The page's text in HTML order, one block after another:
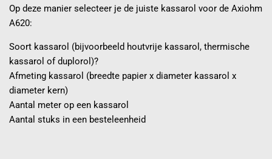
Op deze manier selecteer je de juiste kassarol voor de Axiohm
A620:
Soort kassarol (bijvoorbeeld houtvrije kassarol, thermische
kassarol of duplorol)?
Afmeting kassarol (breedte papier x diameter kassarol x
diameter kern)
Aantal meter op een kassarol
Aantal stuks in een besteleenheid